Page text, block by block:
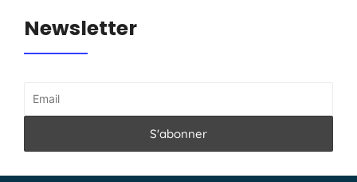
Newsletter